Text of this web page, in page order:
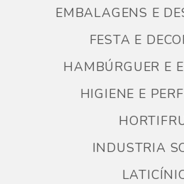
EMBALAGENS E
FESTA E
HAMBÚRGUER E
HIGIENE E
INDUSTRIA